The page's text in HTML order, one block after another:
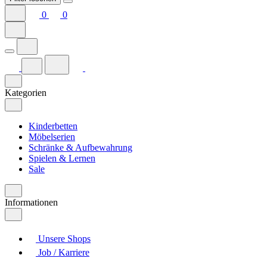
0 0
Kategorien
Kinderbetten
Möbelserien
Schränke & Aufbewahrung
Spielen & Lernen
Sale
Informationen
Unsere Shops
Job / Karriere